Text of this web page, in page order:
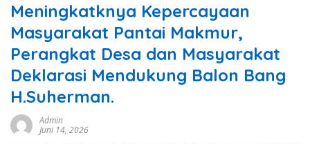
Meningkatknya Kepercayaan
Masyarakat Pantai Makmur,
Perangkat Desa dan Masyarakat
Deklarasi Mendukung Balon Bang
H.Suherman.
Admin
Juni 14, 2026